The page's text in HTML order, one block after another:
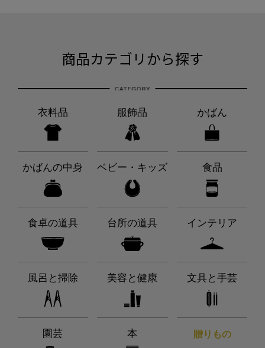
商品カテゴリから探す
衣料品 服飾品 かばん
かばんの中身 ベビー・キッズ 食品
食卓の道具 台所の道具 インテリア
風呂と掃除 美容と健康 文具と手芸
園芸 本 贈りもの